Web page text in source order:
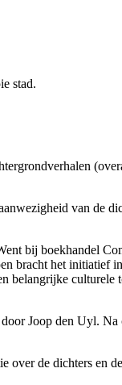
stad.
van de
bij boekhandel
bracht het initiatief
belangrijke culturele
Joop den Uyl.
over de dichters en